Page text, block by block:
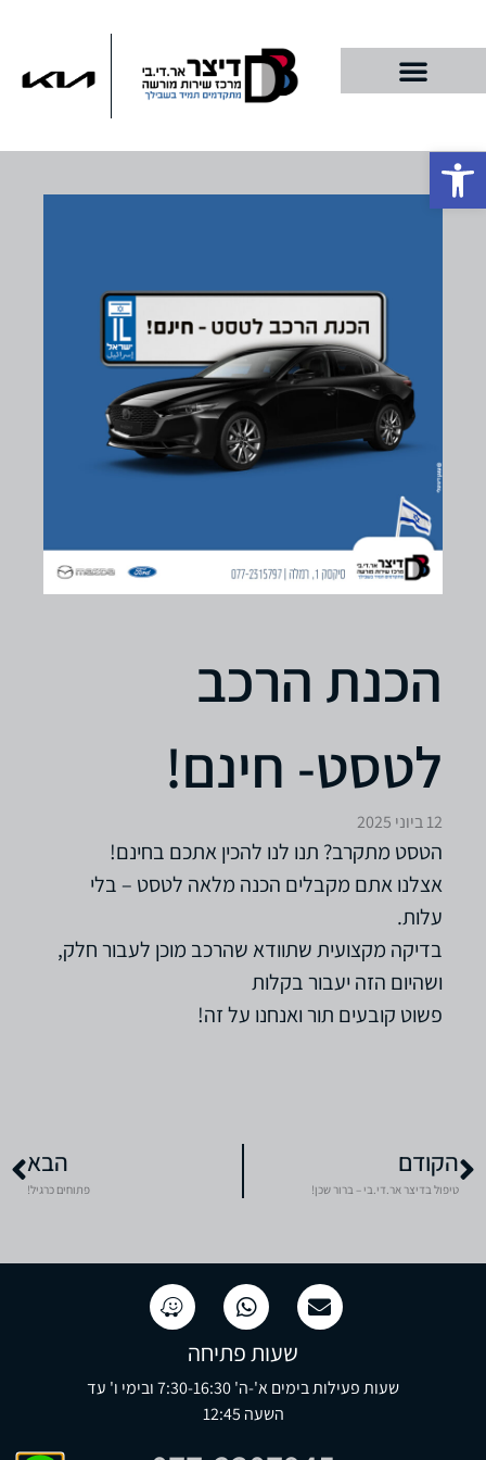
פתח סרגל נגישות
הכנת הרכב
לטסט- חינם!
12 ביוני 2025
הטסט מתקרב? תנו לנו להכין אתכם בחינם!
אצלנו אתם מקבלים הכנה מלאה לטסט – בלי
עלות.
בדיקה מקצועית שתוודא שהרכב מוכן לעבור חלק,
ושהיום הזה יעבור בקלות
פשוט קובעים תור ואנחנו על זה!
הקודם
טיפול בדיצר אר.די.בי – ברור שכן!
הבא
פתוחים כרגיל!
שעות פתיחה
שעות פעילות בימים א'-ה' 7:30-16:30 ובימי ו' עד
השעה 12:45